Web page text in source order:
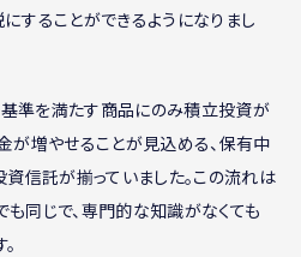
することができるようになりまし
準を満たす商品にのみ積立投資が
が増やせることが見込める、保有中
信託が揃っていました。この流れは
も同じで、専門的な知識がなくても